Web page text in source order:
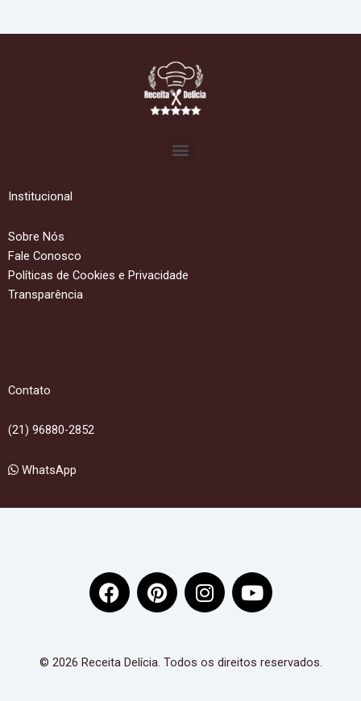
Menu
Institucional
Sobre Nós
Fale Conosco
Políticas de Cookies e Privacidade
Transparência
Contato
(21) 96880-2852
WhatsApp
F
a
b
P
i
e
I
n
a
Y
o
u
© 2026 Receita Delícia. Todos os direitos reservados.